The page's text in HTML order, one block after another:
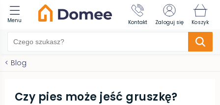
Menu Kontakt Zaloguj się Koszyk
< Blog
Czy pies może jeść gruszkę?